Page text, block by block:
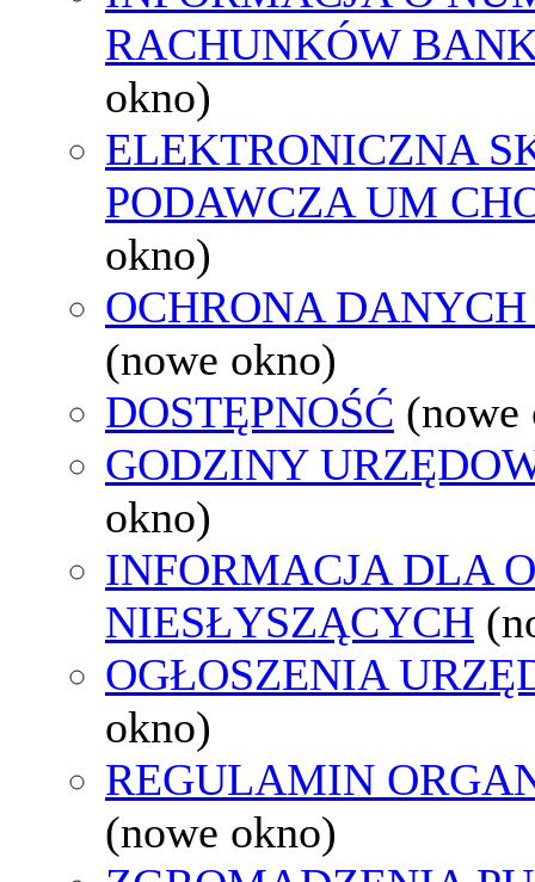
RACHUNKÓW
okno)
ELEKTRONICZNA
PODAWCZA UM
okno)
OCHRONA
(nowe okno)
DOSTĘPNOŚĆ (nowe
GODZINY
okno)
INFORMACJA DLA
NIESŁYSZĄCYCH
OGŁOSZENIA
okno)
REGULAMIN
(nowe okno)